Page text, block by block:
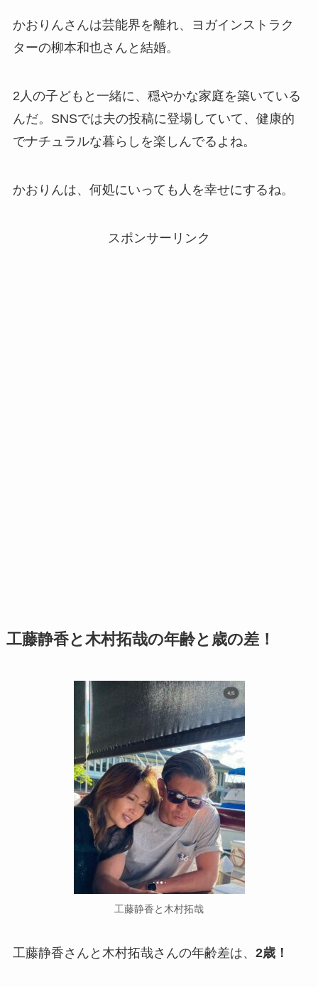
かおりんさんは芸能界を離れ、ヨガインストラク
ターの柳本和也さんと結婚。
2人の子どもと一緒に、穏やかな家庭を築いている
んだ。SNSでは夫の投稿に登場していて、健康的
でナチュラルな暮らしを楽しんでるよね。
かおりんは、何処にいっても人を幸せにするね。
スポンサーリンク
工藤静香と木村拓哉の年齢と歳の差！
工藤静香と木村拓哉
工藤静香さんと木村拓哉さんの年齢差は、 2歳！